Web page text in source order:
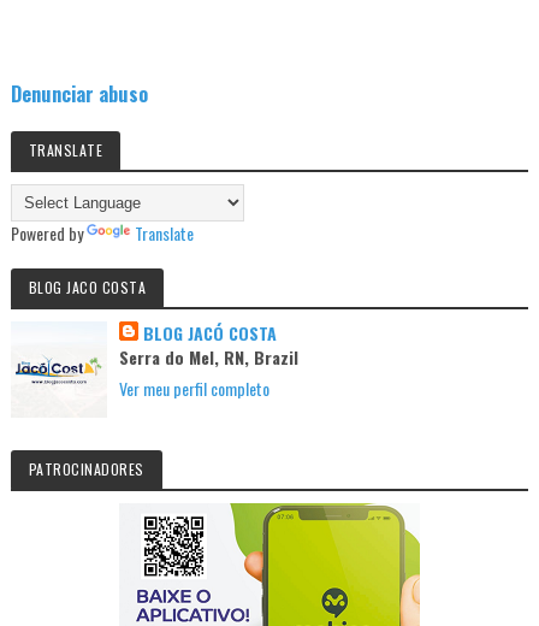
Denunciar abuso
TRANSLATE
Powered by Translate
BLOG JACO COSTA
BLOG JACÓ COSTA
Serra do Mel, RN, Brazil
Ver meu perfil completo
PATROCINADORES